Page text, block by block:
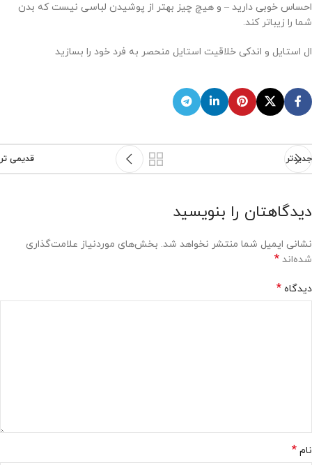
احساس خوبی دارید – و هیچ چیز بهتر از پوشیدن لباسی نیست که بدن
شما را زیباتر کند.
ال استایل و اندکی خلاقیت استایل منحصر به فرد خود را بسازید
جدیدتر قدیمی تر
دیدگاهتان را بنویسید
نشانی ایمیل شما منتشر نخواهد شد. بخش‌های موردنیاز علامت‌گذاری
شده‌اند *
دیدگاه *
نام *